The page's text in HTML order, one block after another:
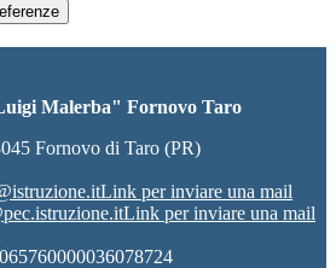
Malerba" Fornovo Taro
Fornovo di Taro (PR)
Link per inviare una mail
Link per inviare una mail